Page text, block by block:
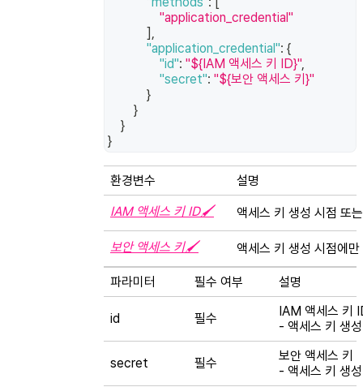
"application_credential"
] ,
"application_credential": {
"id": "${IAM 액세스 키 ID}",
"secret": "${보안 액세스 키}"
}
}
}
}
환경변수
설명
IAM 액세스 키 ID🖌
액세스 키 생성 시점 또
보안 액세스 키🖌 액세스 키 생성 시점에
파라미터 필수 여부 설명
id 필수
IAM 액세스 키
- 액세스 키 생
secret 필수
보안 액세스 키
- 액세스 키 생